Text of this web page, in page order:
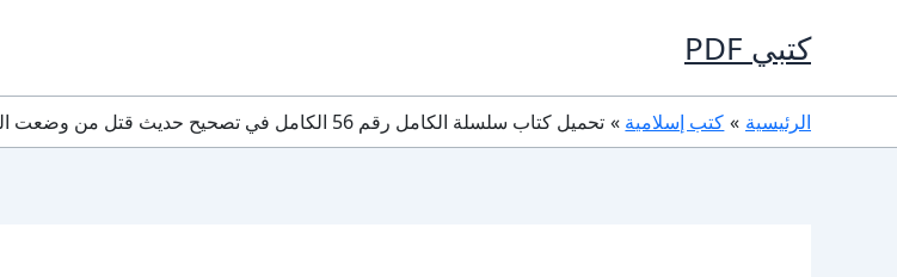
كتبي PDF
الرئيسية كتب إسلامية تحميل كتاب سلسلة الكامل رقم 56 الكامل في تصحيح حديث قتل من وضعت السم PDF عامر الحسيني